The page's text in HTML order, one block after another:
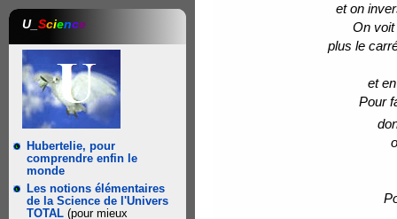
U_ Science
Hubertelie, pour
comprendre enfin le
monde
Les notions élémentaires
de la Science de l'Univers
TOTAL (pour mieux
et on
On
plus le
et
Pour